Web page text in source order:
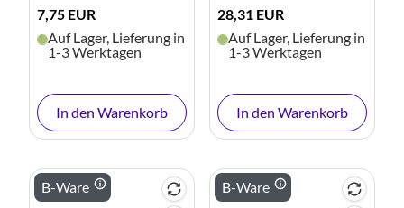
7,75 EUR
Auf Lager, Lieferung in
1-3 Werktagen
In den Warenkorb
28,31 EUR
Auf Lager, Lieferung in
1-3 Werktagen
In den Warenkorb
B-Ware B-Ware